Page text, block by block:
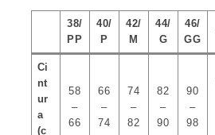
38/
PP
40/
P
42/
M
44/
G
46/
GG
Ci
nt
ur
a
(c
58
–
66
66
–
74
74
–
82
82
–
90
90
–
98